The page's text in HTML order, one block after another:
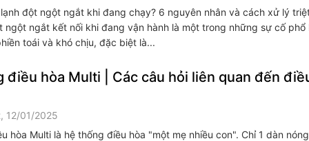
đột ngột ngắt khi đang chạy? 6 nguyên nhân và cách xử lý
ngột ngắt kết nối khi đang vận hành là một trong những sự cố phổ
toái và khó chịu, đặc biệt là...
điều hòa Multi | Các câu hỏi liên quan đến
12/01/2025
hòa Multi là hệ thống điều hòa "một mẹ nhiều con". Chỉ 1 dàn